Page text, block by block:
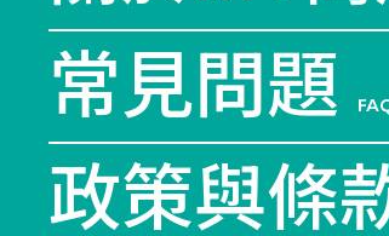
常見問題
政策與條